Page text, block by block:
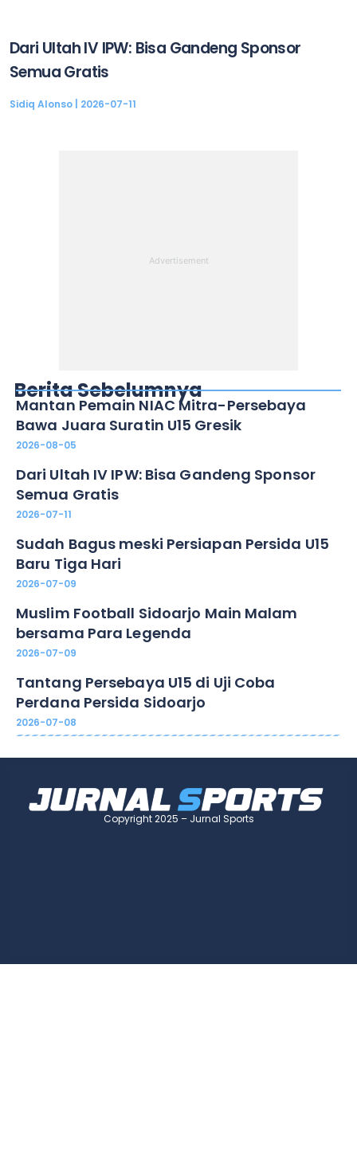
Dari Ultah IV IPW: Bisa Gandeng Sponsor
Semua Gratis
Sidiq Alonso 2026-07-11
Berita Sebelumnya
Mantan Pemain NIAC Mitra-Persebaya
Bawa Juara Suratin U15 Gresik
2026-08-05
Dari Ultah IV IPW: Bisa Gandeng Sponsor
Semua Gratis
2026-07-11
Sudah Bagus meski Persiapan Persida U15
Baru Tiga Hari
2026-07-09
Muslim Football Sidoarjo Main Malam
bersama Para Legenda
2026-07-09
Tantang Persebaya U15 di Uji Coba
Perdana Persida Sidoarjo
2026-07-08
Copyright 2025 – Jurnal Sports